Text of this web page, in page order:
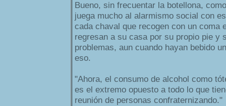
Bueno, sin frecuentar la botellona,
juega mucho al alarmismo social con
cada chaval que recogen con un coma
regresan a su casa por su propio pie y
problemas, aun cuando hayan bebido
eso.
"Ahora, el consumo de alcohol como
es el extremo opuesto a todo lo que
reunión de personas confraternizando."